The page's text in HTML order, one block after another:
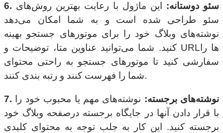
6. سئو دوستانه: این ماژول با رعایت بهترین روش‌های
سئو طراحی شده است و به شما امکان می‌دهد
نوشته‌های وبلاگ خود را برای موتورهای جستجو بهینه
کنید. شما می‌توانید عناوین متا، توضیحات و URLها را
سفارشی کنید تا موتورهای جستجو به راحتی محتوای
شما را فهرست کنند و رتبه بندی کنند.
7. نوشته‌های برجسته: نوشته‌های مهم یا محبوب خود را
با قرار دادن آنها در جایگاه برجسته درصفحه وبلاگ خود
برجسته کنید. این کار به جلب توجه به محتوای کلیدی